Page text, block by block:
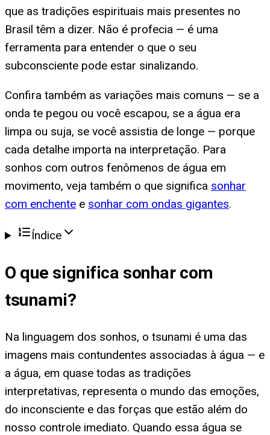
que as tradições espirituais mais presentes no
Brasil têm a dizer. Não é profecia — é uma
ferramenta para entender o que o seu
subconsciente pode estar sinalizando.
Confira também as variações mais comuns — se a
onda te pegou ou você escapou, se a água era
limpa ou suja, se você assistia de longe — porque
cada detalhe importa na interpretação. Para
sonhos com outros fenômenos de água em
movimento, veja também o que significa sonhar
com enchente e sonhar com ondas gigantes.
Índice
O que significa sonhar com
tsunami?
Na linguagem dos sonhos, o tsunami é uma das
imagens mais contundentes associadas à água — e
a água, em quase todas as tradições
interpretativas, representa o mundo das emoções,
do inconsciente e das forças que estão além do
nosso controle imediato. Quando essa água se